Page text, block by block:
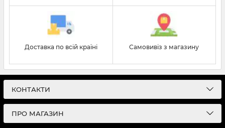
Доставка по всій країні Самовивіз з магазину
КОНТАКТИ
ПРО МАГАЗИН